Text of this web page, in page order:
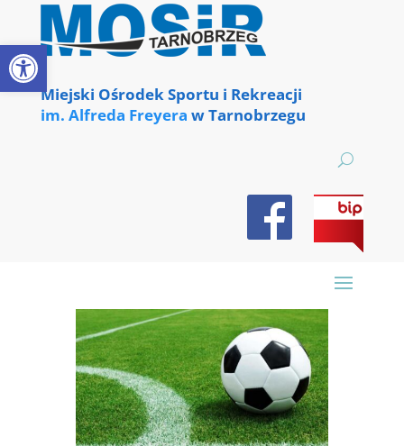
Otwórz pasek narzędzi
content
Miejski Ośrodek Sportu i Rekreacji
im. Alfreda Freyera w Tarnobrzegu